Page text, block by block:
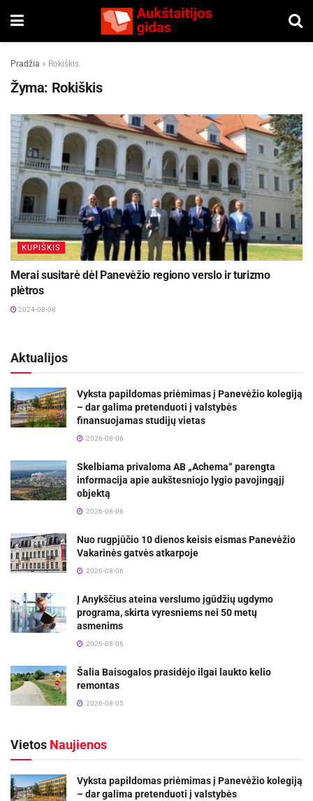
Pradžia » Rokiškis
Žyma: Rokiškis
KUPIŠKIS
Merai susitarė dėl Panevėžio regiono verslo ir turizmo
plėtros
2024-08-08
Aktualijos
Vyksta papildomas priėmimas į Panevėžio kolegiją
– dar galima pretenduoti į valstybės
finansuojamas studijų vietas
2026-08-06
Skelbiama privaloma AB „Achema“ parengta
informacija apie aukštesniojo lygio pavojingąjį
objektą
2026-08-06
Nuo rugpjūčio 10 dienos keisis eismas Panevėžio
Vakarinės gatvės atkarpoje
2026-08-06
Į Anykščius ateina verslumo įgūdžių ugdymo
programa, skirta vyresniems nei 50 metų
asmenims
2026-08-06
Šalia Baisogalos prasidėjo ilgai laukto kelio
remontas
2026-08-05
Vietos Naujienos
Vyksta papildomas priėmimas į Panevėžio kolegiją
– dar galima pretenduoti į valstybės